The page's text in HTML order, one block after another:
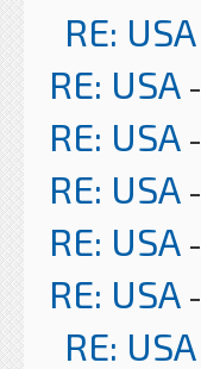
RE: USA
RE: USA -
RE: USA -
RE: USA -
RE: USA -
RE: USA -
RE: USA